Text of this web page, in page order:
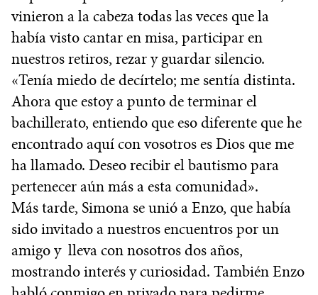
vinieron a la cabeza todas las veces que la
había visto cantar en misa, participar en
nuestros retiros, rezar y guardar silencio.
«Tenía miedo de decírtelo; me sentía distinta.
Ahora que estoy a punto de terminar el
bachillerato, entiendo que eso diferente que he
encontrado aquí con vosotros es Dios que me
ha llamado. Deseo recibir el bautismo para
pertenecer aún más a esta comunidad».
Más tarde, Simona se unió a Enzo, que había
sido invitado a nuestros encuentros por un
amigo y lleva con nosotros dos años,
mostrando interés y curiosidad. También Enzo